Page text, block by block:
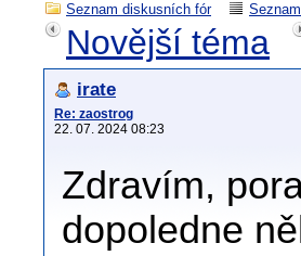
Seznam diskusních fór
Novější téma
irate
Re: zaostrog
22. 07. 2024 08:23
Zdravím,
dopoledne